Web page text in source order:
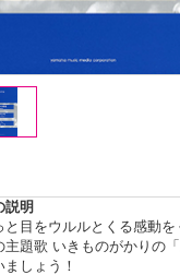
説明
と目をウルルとくる感動
主題歌 いきものがかりの
ましょう！